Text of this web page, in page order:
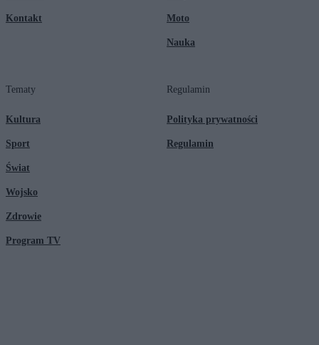
Kontakt Moto
Nauka
Tematy
Kultura
Sport
Świat
Wojsko
Zdrowie
Program TV
Regulamin
Polityka prywatności
Regulamin